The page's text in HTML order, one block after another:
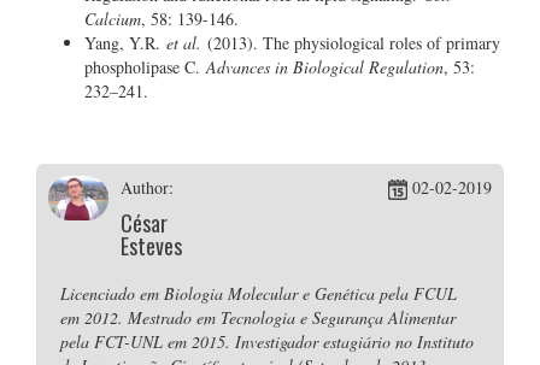
Calcium, 58: 139-146.
Yang, Y.R. et al. (2013). The physiological roles of primary
phospholipase C.Advances in Biological Regulation, 53:
232–241.
Author:
César
Esteves
02-02-2019
Licenciado em Biologia Molecular e Genética pela FCUL
em 2012. Mestrado em Tecnologia e Segurança Alimentar
pela FCT-UNL em 2015. Investigador estagiário no Instituto